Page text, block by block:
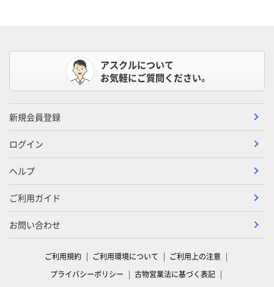
アスクルについて
お気軽にご質問ください。
新規会員登録
ログイン
ヘルプ
ご利用ガイド
お問い合わせ
ご利用規約 ご利用環境について
ご利用上の注意
プライバシーポリシー
古物営業法に基づく表記